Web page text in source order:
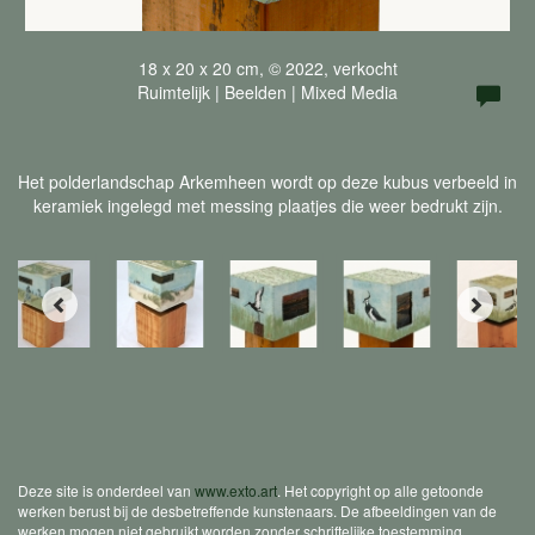
18 x 20 x 20 cm, © 2022, verkocht
Ruimtelijk | Beelden | Mixed Media
Het polderlandschap Arkemheen wordt op deze kubus verbeeld in
keramiek ingelegd met messing plaatjes die weer bedrukt zijn.
Deze site is onderdeel van www.exto.art. Het copyright op alle getoonde
werken berust bij de desbetreffende kunstenaars. De afbeeldingen van de